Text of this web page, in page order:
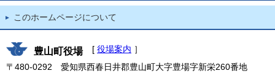
このホームページについて
豊山町役場 [ 役場案内 ］
〒480-0292 愛知県西春日井郡豊山町大字豊場字新栄260番地